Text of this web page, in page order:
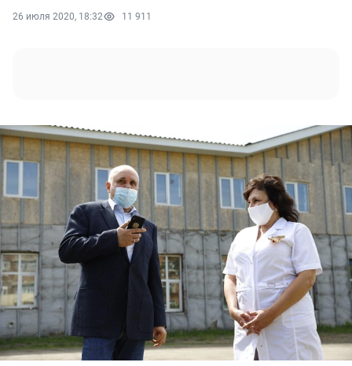
26 июля 2020, 18:32 11 911